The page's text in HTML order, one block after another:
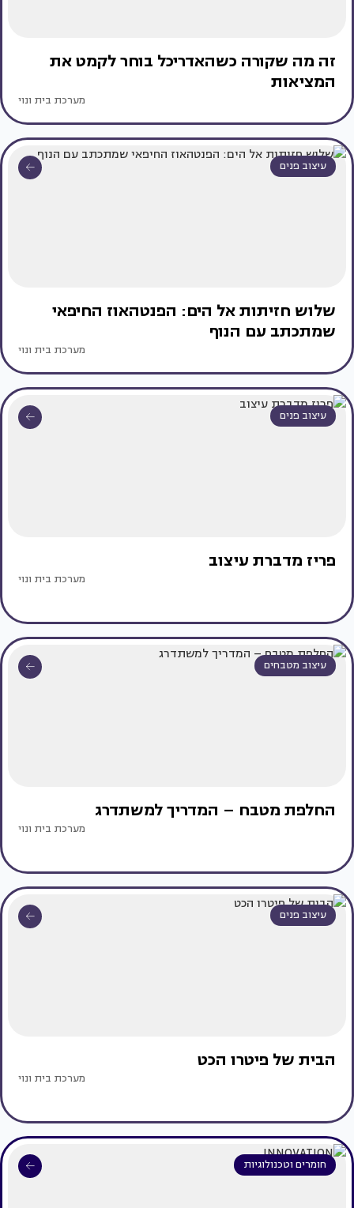
זה מה שקורה כשהאדריכל בוחר לקמט את
המציאות
מערכת בית ונוי
עיצוב פנים
שלוש חזיתות אל הים: הפנטהאוז החיפאי
שמתכתב עם הנוף
מערכת בית ונוי
עיצוב פנים
פריז מדברת עיצוב
מערכת בית ונוי
עיצוב מטבחים
החלפת מטבח – המדריך למשתדרג
מערכת בית ונוי
עיצוב פנים
הבית של פיטרו הכט
מערכת בית ונוי
חומרים וטכנולוגיות